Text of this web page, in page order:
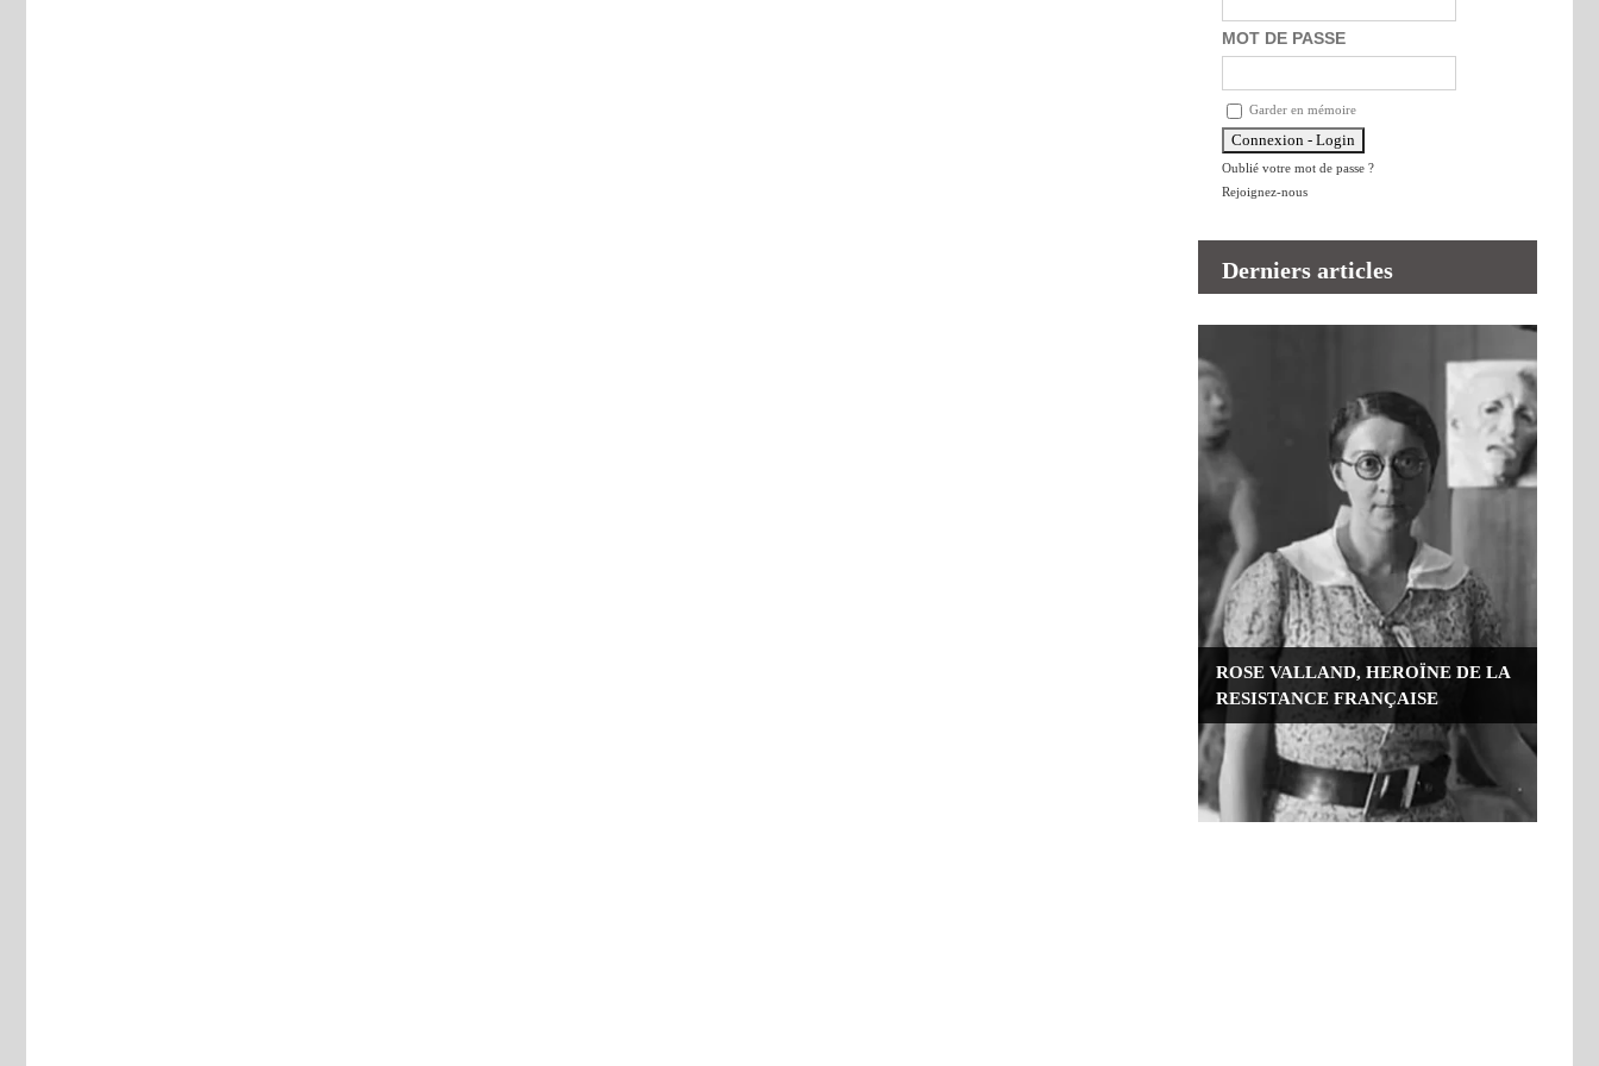
MOT DE PASSE
Garder en mémoire
Oublié votre mot de passe ?
Rejoignez-nous
Derniers articles
L’IMPOSTURE BENNETT : QUAND
LA RUPTURE DE CONFIANCE
DEVIENT UNE MÉTHODE DE
GOUVERNEMENT
ROSE VALLAND, HEROÏNE DE LA
RESISTANCE FRANÇAISE